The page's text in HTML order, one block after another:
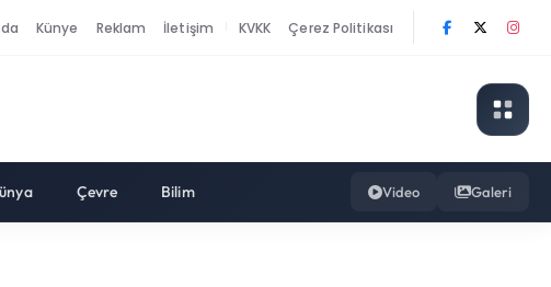
Künye Reklam İletişim KVKK Çerez Politikası
Çevre Bilim Video Galeri